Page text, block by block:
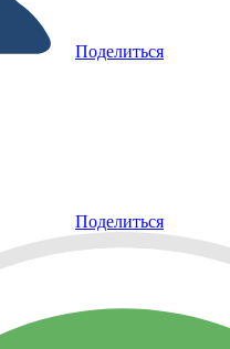
Поделиться
Поделиться